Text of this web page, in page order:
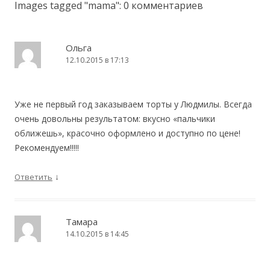
Images tagged "mama": 0 комментариев
Ольга
12.10.2015 в 17:13
Уже не первый год заказываем торты у Людмилы. Всегда
очень довольны результатом: вкусно «пальчики
оближешь», красочно оформлено и доступно по цене!
Рекомендуем!!!!!
Ответить ↓
Тамара
14.10.2015 в 14:45